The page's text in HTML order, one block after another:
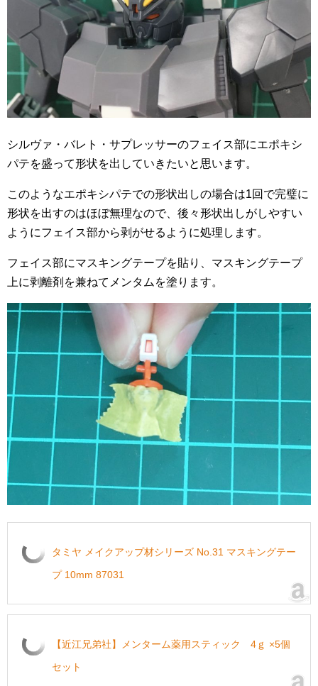
シルヴァ・バレト・サプレッサーのフェイス部にエポキシ
パテを盛って形状を出していきたいと思います。
このようなエポキシパテでの形状出しの場合は1回で完璧に
形状を出すのはほぼ無理なので、後々形状出しがしやすい
ようにフェイス部から剥がせるように処理します。
フェイス部にマスキングテープを貼り、マスキングテープ
上に剥離剤を兼ねてメンタムを塗ります。
タミヤ メイクアップ材シリーズ No.31 マスキングテー
プ 10mm 87031
【近江兄弟社】メンターム薬用スティック 4ｇ ×5個
セット